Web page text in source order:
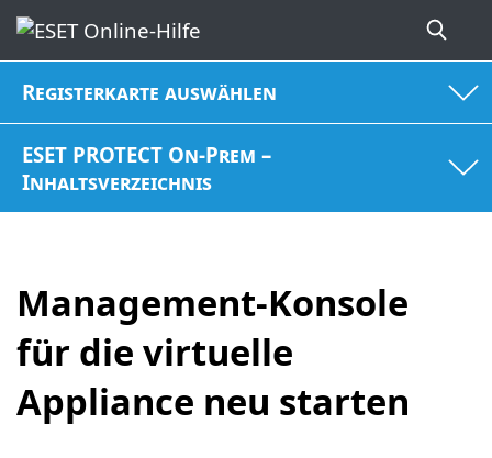
Registerkarte auswählen
ESET PROTECT On-Prem –
Inhaltsverzeichnis
Management-Konsole
für die virtuelle
Appliance neu starten